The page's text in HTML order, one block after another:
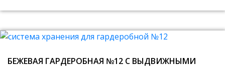
БЕЖЕВАЯ ГАРДЕРОБНАЯ №12 С ВЫДВИЖНЫМИ